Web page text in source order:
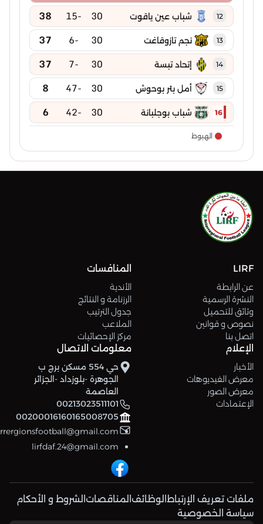
12 شباب عين ياقوت 30
-15
38
13 نجم تازوقاغت 30
-6
37
14 إتحاد تبسة 30
-7
37
15 أمل بئر بوحوش 30
-47
8
16 شباب بوجلبانة 30
-42
6
الهبوط
LIRF
عن الرابطة
النشرة الرسمية
وثائق للتحميل
نصوص و قوانين
اتصل بنا
المنافسات
الأندية
الرزنامة و النتائج
جدول الترتيب
الملاعب
مركز الإحصائيات
الإعلام
الأخبار
معرض الفيديوهات
معرض الصور
الإعتمادات
معلومات الاتصال
حي 554 مسكن برج ب
الجوهرة -بلوزداد -الجزائر
العاصمة
00213023511101
00200016160165008705
lirfdaf.24@gmail.com
ملفات تعريف الإرتباط الوظائف المناقصات الشروط و الأحكام
سياسة الخصوصية